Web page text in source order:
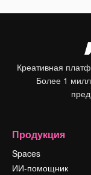
Креативная
Более 1
Продукция
Spaces
ИИ-помощник